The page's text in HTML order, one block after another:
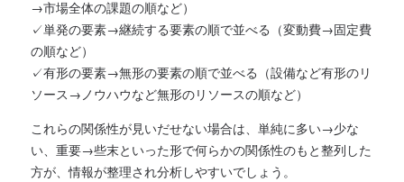
→市場全体の課題の順など）
✓単発の要素→継続する要素の順で並べる（変動費→固定費
の順など）
✓有形の要素→無形の要素の順で並べる（設備など有形のリ
ソース→ノウハウなど無形のリソースの順など）
これらの関係性が見いだせない場合は、単純に多い→少な
い、重要→些末といった形で何らかの関係性のもと整列した
方が、情報が整理され分析しやすいでしょう。